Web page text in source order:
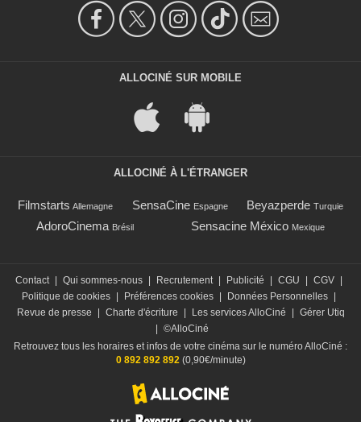
ALLOCINÉ SUR MOBILE
ALLOCINÉ À L'ÉTRANGER
Filmstarts Allemagne SensaCine Espagne Beyazperde Turquie
AdoroCinema Brésil Sensacine México Mexique
Contact Qui sommes-nous Recrutement Publicité CGU CGV
Politique de cookies
Préférences cookies Données Personnelles
Revue de presse
Charte d'écriture Les services AlloCiné
Gérer Utiq
©AlloCiné
Retrouvez tous les horaires et infos de votre cinéma sur le numéro AlloCiné :
0 892 892 892(0,90€/minute)